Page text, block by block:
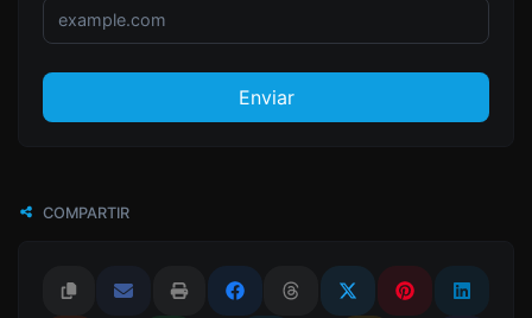
Enviar
COMPARTIR